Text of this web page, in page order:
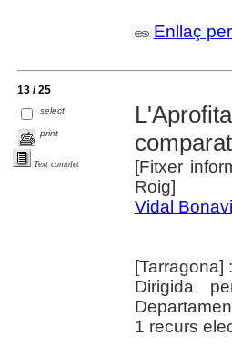
Enllaç
13 / 25
select
print
Text complet [Fitxer
Roig]
Vidal
[Tarragona]
Dirigida
1 recurs